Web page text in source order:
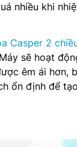
nhiều khi
Casper 2
sẽ hoạt
êm ái hơn,
ổn định để